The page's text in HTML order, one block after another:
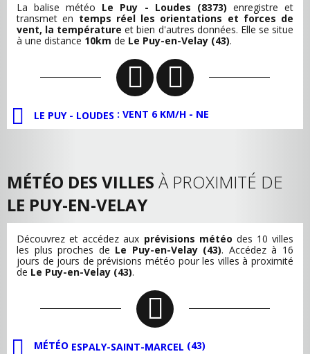
La balise météo Le Puy - Loudes (8373) enregistre et
transmet en temps réel les orientations et forces de
vent, la température et bien d'autres données. Elle se situe
à une distance 10km de Le Puy-en-Velay (43).
LE PUY - LOUDES : VENT 6 KM/H - NE
MÉTÉO DES VILLES À PROXIMITÉ DE
LE PUY-EN-VELAY
Découvrez et accédez aux prévisions météo des 10 villes
les plus proches de Le Puy-en-Velay (43). Accédez à 16
jours de jours de prévisions météo pour les villes à proximité
de Le Puy-en-Velay (43).
MÉTÉO ESPALY-SAINT-MARCEL (43)